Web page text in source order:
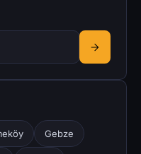
Gebze